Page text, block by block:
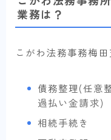
業務は？
こがわ法務事務梅
債務整理(任意
過払い金請求)
相続手続き